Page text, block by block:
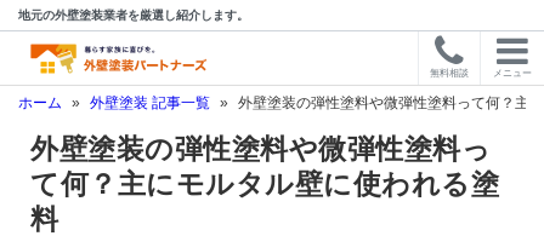
地元の外壁塗装業者を厳選し紹介します。
無料相談 メニュー
ホーム » 外壁塗装 記事一覧 » 外壁塗装の弾性塗料や微弾性塗料って何？主
外壁塗装の弾性塗料や微弾性塗料っ
て何？主にモルタル壁に使われる塗
料